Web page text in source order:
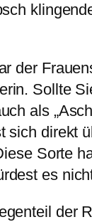
der
Sollte
als
direkt
Sorte
es
der